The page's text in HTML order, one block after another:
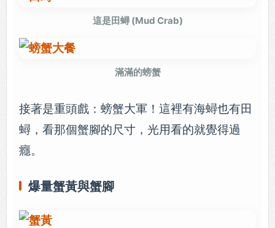
這是田蟳 (Mud Crab)
滿滿的螃蟹
接著是重頭戲：螃蟹大軍！這裡有海蟳也有田
蟳，看那個蟹腳的尺寸，光用看的就覺得過
癮。
爆量蟹黃與蟹腳